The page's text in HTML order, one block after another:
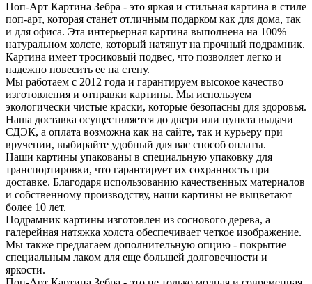
Поп-Арт Картина Зебра - это яркая и стильная картина в стиле
поп-арт, которая станет отличным подарком как для дома, так
и для офиса. Эта интерьерная картина выполнена на 100%
натуральном холсте, который натянут на прочный подрамник.
Картина имеет тросиковый подвес, что позволяет легко и
надежно повесить ее на стену.
Мы работаем с 2012 года и гарантируем высокое качество
изготовления и отправки картины. Мы используем
экологически чистые краски, которые безопасны для здоровья.
Наша доставка осуществляется до двери или пункта выдачи
СДЭК, а оплата возможна как на сайте, так и курьеру при
вручении, выбирайте удобный для вас способ оплаты.
Наши картины упакованы в специальную упаковку для
транспортировки, что гарантирует их сохранность при
доставке. Благодаря использованию качественных материалов
и собственному производству, наши картины не выцветают
более 10 лет.
Подрамник картины изготовлен из соснового дерева, а
галерейная натяжка холста обеспечивает четкое изображение.
Мы также предлагаем дополнительную опцию - покрытие
специальным лаком для еще большей долговечности и
яркости.